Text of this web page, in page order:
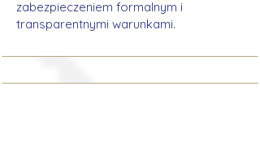
zabezpieczeniem formalnym i
transparentnymi warunkami.